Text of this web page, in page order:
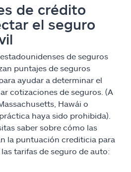
de crédito
el seguro
de seguros
puntajes de seguros
ayudar a determinar el
cotizaciones de seguros. (A
Hawái o
haya sido prohibida).
saber sobre cómo las
la puntuación crediticia para
tarifas de seguro de auto: